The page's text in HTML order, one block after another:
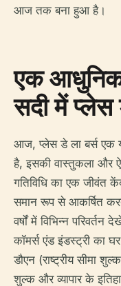
आज तक बना हुआ है।
एक आधुनिक
सदी में प्लेस
आज, प्लेस डे ला बर्स एक
है, इसकी वास्तुकला और
गतिविधि का एक जीवंत
समान रूप से आकर्षित
वर्षों में विभिन्न
कॉमर्स एंड इंडस्ट्री का
डौएन (राष्ट्रीय सीमा
शुल्क और व्यापार के